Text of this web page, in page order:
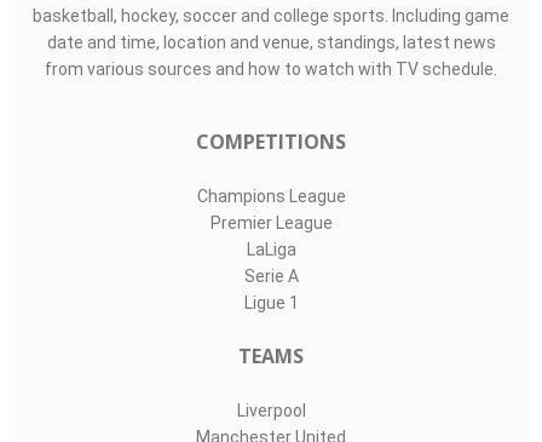
basketball, hockey, soccer and college sports. Including game
date and time, location and venue, standings, latest news
from various sources and how to watch with TV schedule.
COMPETITIONS
Champions League
Premier League
LaLiga
Serie A
Ligue 1
TEAMS
Liverpool
Manchester United